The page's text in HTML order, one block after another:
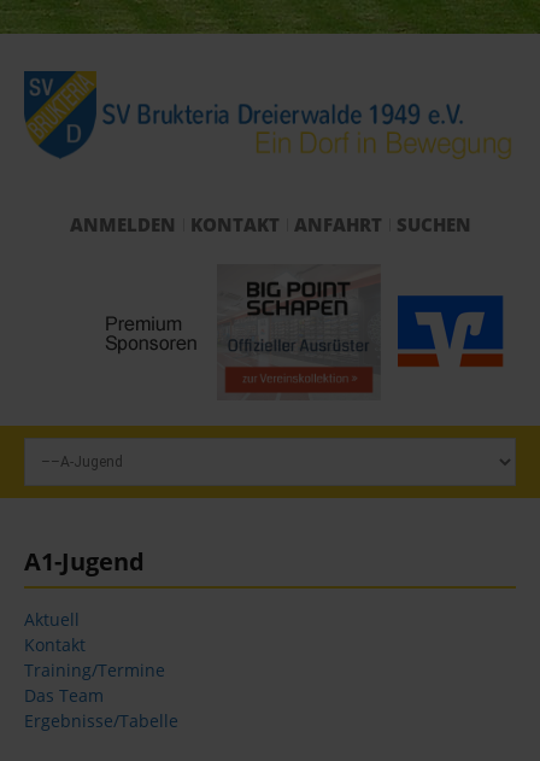
ANMELDEN KONTAKT ANFAHRT SUCHEN
Start
Fußball
Tennis
Tischtennis
Breitensport
A1-Jugend
Aktuell
Kontakt
Training/Termine
Das Team
Ergebnisse/Tabelle